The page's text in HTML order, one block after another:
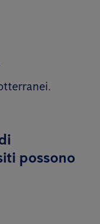
possono